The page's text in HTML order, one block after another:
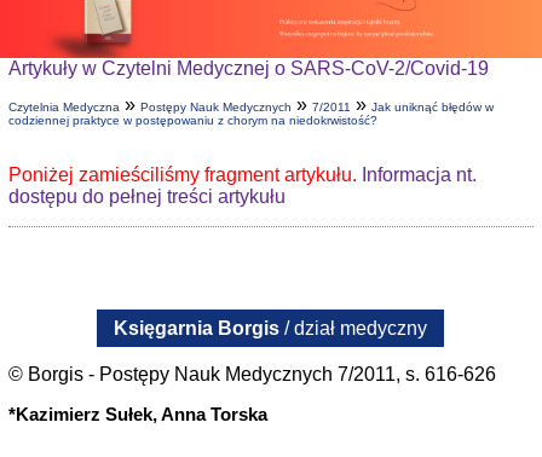
Artykuły w Czytelni Medycznej o SARS-CoV-2/Covid-19
Czytelnia Medyczna» Postępy Nauk Medycznych » 7/2011 » Jak uniknąć błędów w
codziennej praktyce w postępowaniu z chorym na niedokrwistość?
Poniżej zamieściliśmy fragment artykułu. Informacja nt.
dostępu do pełnej treści artykułu
Księgarnia Borgis / dział medyczny
© Borgis - Postępy Nauk Medycznych 7/2011, s. 616-626
*Kazimierz Sułek, Anna Torska